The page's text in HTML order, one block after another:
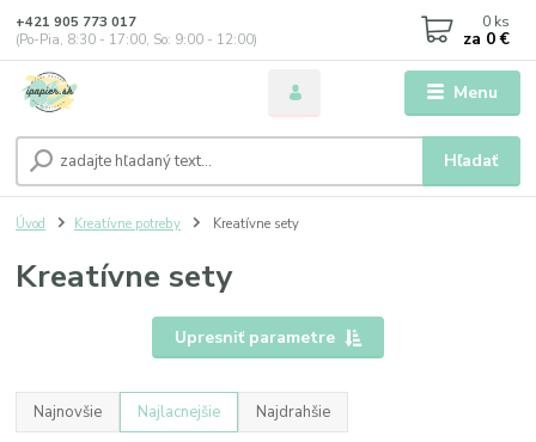
Menu
Hľadať
+421 905 773 017
(Po-Pia, 8:30 - 17:00, So: 9:00 - 12:00)
0 ks
za 0 €
Úvod Kreatívne potreby Kreatívne sety
Kreatívne sety
Upresniť parametre
Najnovšie Najlacnejšie Najdrahšie